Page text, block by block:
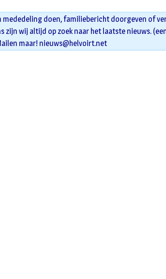
mededeling doen, familiebericht doorgeven of
zijn wij altijd op zoek naar het laatste nieuws.
maar! nieuws@helvoirt.net